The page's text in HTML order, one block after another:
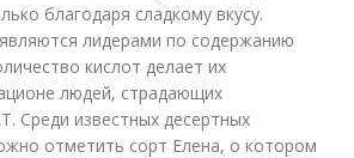
благодаря сладкому вкусу.
лидерами по содержанию
кислот делает их
людей, страдающих
Среди известных десертных
отметить сорт Елена, о котором